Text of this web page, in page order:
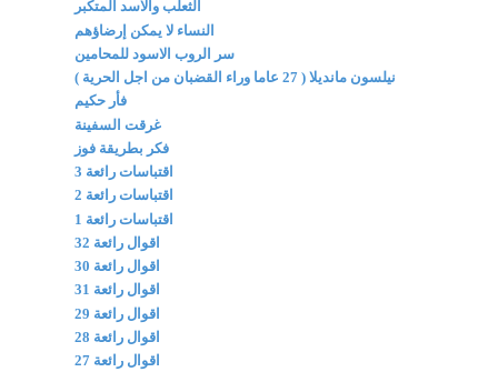
الثعلب والاسد المتكبر
النساء لا يمكن إرضاؤهم
سر الروب الاسود للمحامين
نيلسون مانديلا ( 27 عاما وراء القضبان من اجل الحرية )
فأر حكيم
غرقت السفينة
فكر بطريقة فوز
اقتباسات رائعة 3
اقتباسات رائعة 2
اقتباسات رائعة 1
اقوال رائعة 32
اقوال رائعة 30
اقوال رائعة 31
اقوال رائعة 29
اقوال رائعة 28
اقوال رائعة 27